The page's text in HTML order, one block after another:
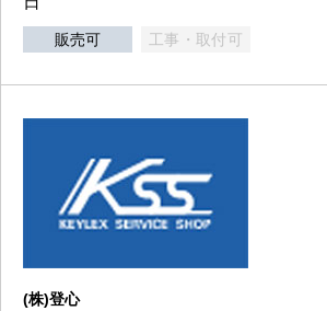
販売可 工事・取付可
(株)登心